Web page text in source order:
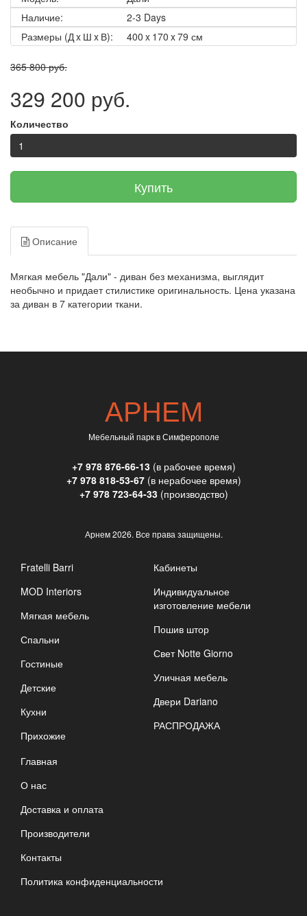
Наличие:
2-3 Days
Размеры (Д x Ш x В):
400 x 170 x 79 см
365 800 руб.
329 200 руб.
Количество
Купить
Описание
Мягкая мебель "Дали" - диван без механизма, выглядит
необычно и придает стилистике оригинальность. Цена указана
за диван в 7 категории ткани.
АРНЕМ
Мебельный парк в Симферополе
+7 978 876-66-13(в рабочее время)
+7 978 818-53-67(в нерабочее время)
+7 978 723-64-33(производство)
Арнем2026. Все права защищены.
Fratelli Barri
MOD Interiors
Мягкая мебель
Спальни
Гостиные
Детские
Кухни
Прихожие
Кабинеты
Индивидуальное
изготовление мебели
Пошив штор
Свет Notte Giorno
Уличная мебель
Двери Dariano
РАСПРОДАЖА
Главная
О нас
Доставка и оплата
Производители
Контакты
Политика конфиденциальности